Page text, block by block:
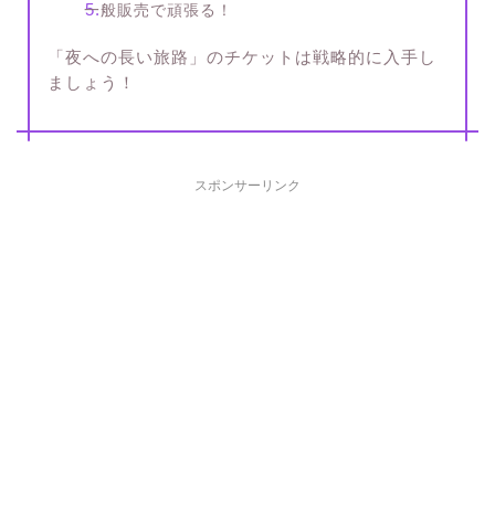
一般販売で頑張る！
「夜への長い旅路」のチケットは戦略的に入手し
ましょう！
スポンサーリンク